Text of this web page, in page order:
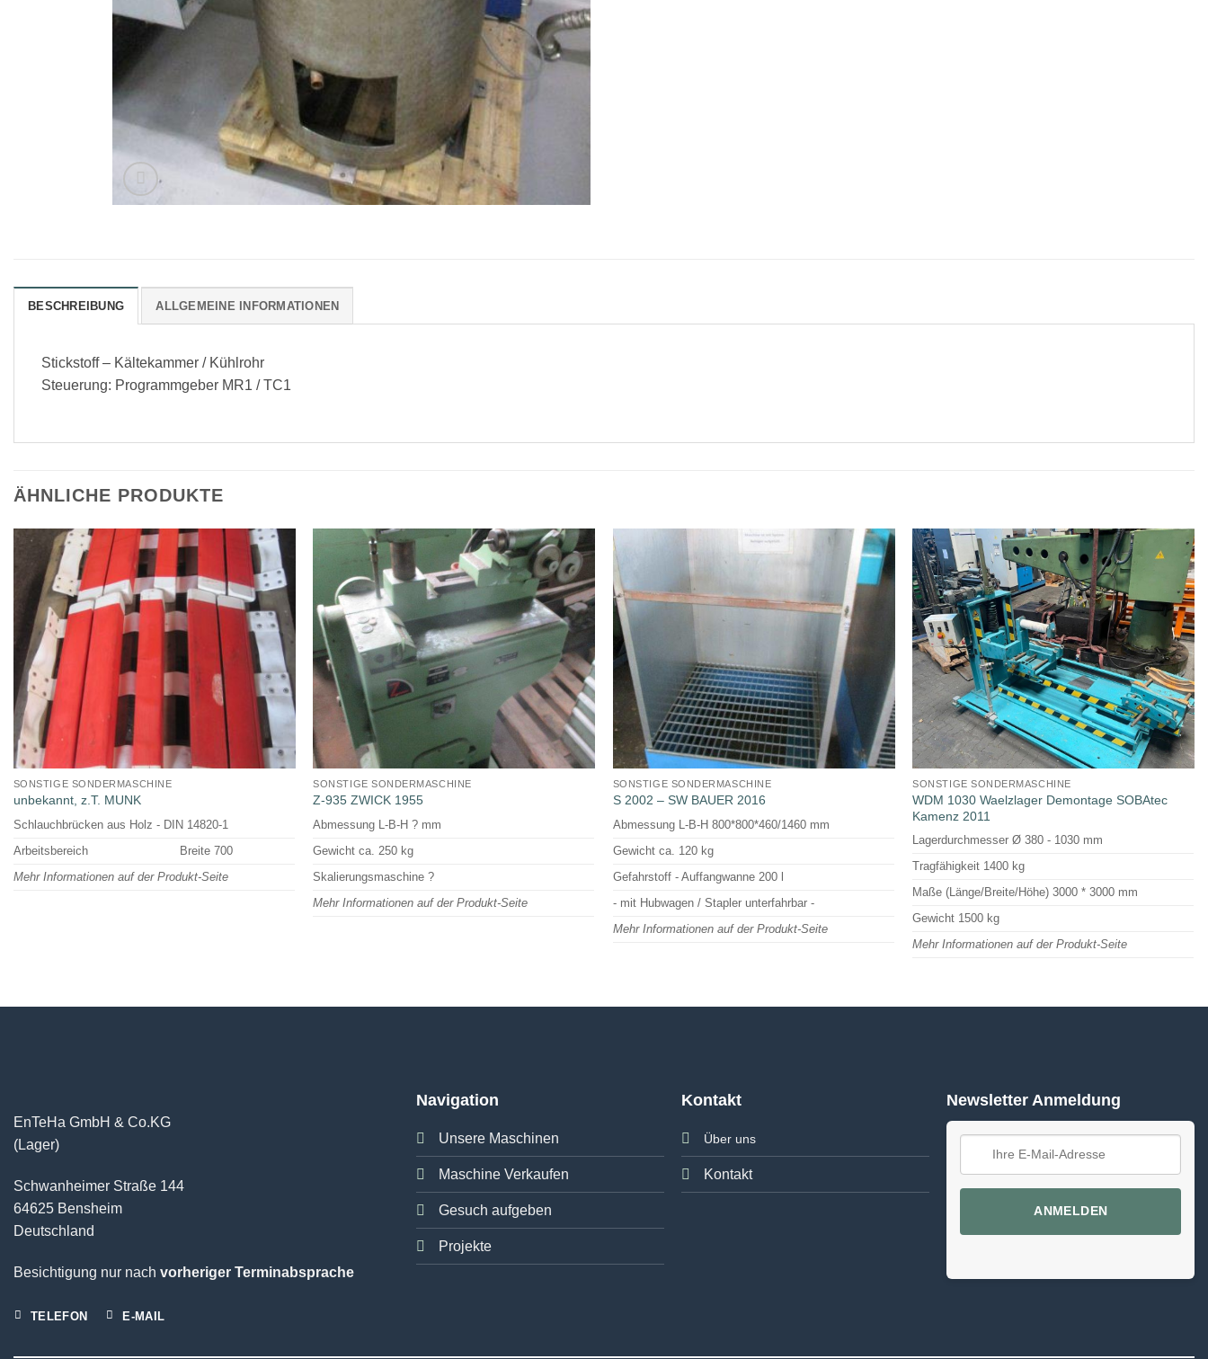
BESCHREIBUNG ALLGEMEINE INFORMATIONEN
Stickstoff – Kältekammer / Kühlrohr
Steuerung: Programmgeber MR1 / TC1
ÄHNLICHE PRODUKTE
SONSTIGE SONDERMASCHINE
unbekannt, z.T. MUNK
Schlauchbrücken aus Holz - DIN 14820-1
Arbeitsbereich
Breite 700
Mehr Informationen auf der Produkt-Seite
SONSTIGE SONDERMASCHINE
Z-935 ZWICK 1955
Abmessung L-B-H ? mm
Gewicht ca. 250 kg
Skalierungsmaschine ?
Mehr Informationen auf der Produkt-Seite
SONSTIGE SONDERMASCHINE
S 2002 – SW BAUER 2016
Abmessung L-B-H 800*800*460/1460 mm
Gewicht ca. 120 kg
Gefahrstoff - Auffangwanne 200 l
- mit Hubwagen / Stapler unterfahrbar -
Mehr Informationen auf der Produkt-Seite
SONSTIGE SONDERMASCHINE
WDM 1030 Waelzlager Demontage SOBAtec
Kamenz 2011
Lagerdurchmesser Ø 380 - 1030 mm
Tragfähigkeit 1400 kg
Maße (Länge/Breite/Höhe) 3000 * 3000 mm
Gewicht 1500 kg
Mehr Informationen auf der Produkt-Seite
EnTeHa GmbH & Co.KG
(Lager)
Schwanheimer Straße 144
64625 Bensheim
Deutschland
Besichtigung nur nach vorheriger Terminabsprache
TELEFON E-MAIL
Navigation
Unsere Maschinen
Maschine Verkaufen
Gesuch aufgeben
Projekte
Kontakt
Über uns
Kontakt
Newsletter Anmeldung
ANMELDEN